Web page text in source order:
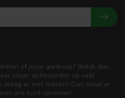
of jouw aankoop? Bekijk dan
staan antwoorden op veel
er niet tussen? Dan staat er
ons kunt opnemen.